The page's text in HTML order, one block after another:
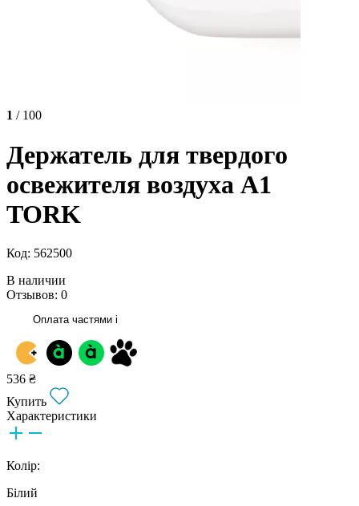
1 / 100
Держатель для твердого
освежителя воздуха A1
TORK
Код: 562500
В наличии
Отзывов: 0
Оплата частями i
536 ₴
Купить
Характеристики
Колір:
Білий